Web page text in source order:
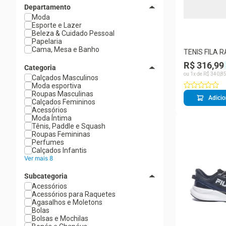
Departamento
Moda
Esporte e Lazer
Beleza & Cuidado Pessoal
Papelaria
Cama, Mesa e Banho
Categoria
Calçados Masculinos
Moda esportiva
Roupas Masculinas
Calçados Femininos
Acessórios
Moda Íntima
Tênis, Paddle e Squash
Roupas Femininas
Perfumes
Calçados Infantis
Ver mais 8
Subcategoria
Acessórios
Acessórios para Raquetes
Agasalhos e Moletons
Bolas
Bolsas e Mochilas
TENIS FILA
MASCULINO
R$ 316,99
ou 1 x de R$ 34085